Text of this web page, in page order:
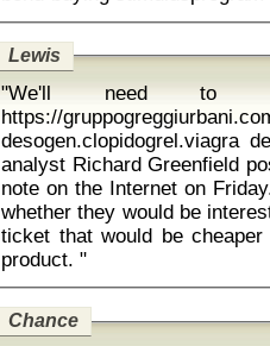
Lewis
"We'll need to
https://
desogen.clopidogrel.viagra
analyst Richard Greenfield
note on the Internet on
whether they would be
ticket that would be
product. "
Chance